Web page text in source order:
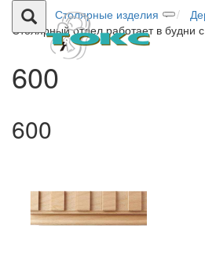
Столярные изделия
Столярный отдел работает в будни
600
600